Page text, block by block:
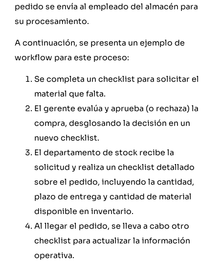
pedido se envía al empleado del almacén para
su procesamiento.
A continuación, se presenta un ejemplo de
workflow para este proceso:
Se completa un checklist para solicitar el
material que falta.
El gerente evalúa y aprueba (o rechaza) la
compra, desglosando la decisión en un
nuevo checklist.
El departamento de stock recibe la
solicitud y realiza un checklist detallado
sobre el pedido, incluyendo la cantidad,
plazo de entrega y cantidad de material
disponible en inventario.
Al llegar el pedido, se lleva a cabo otro
checklist para actualizar la información
operativa.